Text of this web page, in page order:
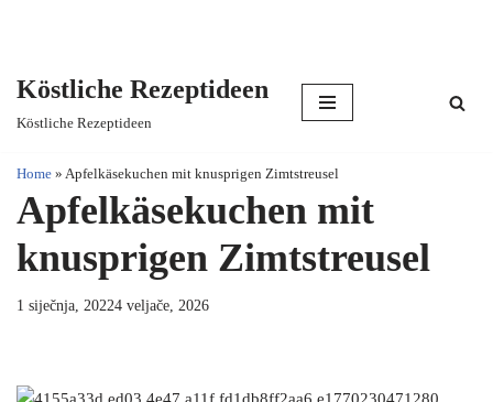
content
Köstliche Rezeptideen
Köstliche Rezeptideen
Home » Apfelkäsekuchen mit knusprigen Zimtstreusel
Apfelkäsekuchen mit
knusprigen Zimtstreusel
1 siječnja, 20224 veljače, 2026